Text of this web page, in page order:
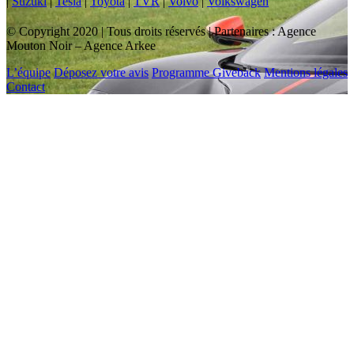
© Copyright 2020 | Tous droits réservés | Partenaires : Agence
Mouton Noir – Agence Arkee
L’équipe Déposez votre avis Programme Giveback Mentions légales
Contact